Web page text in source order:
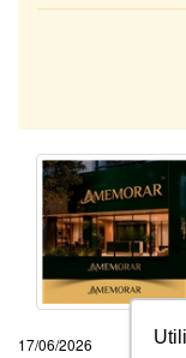
17/06/2026